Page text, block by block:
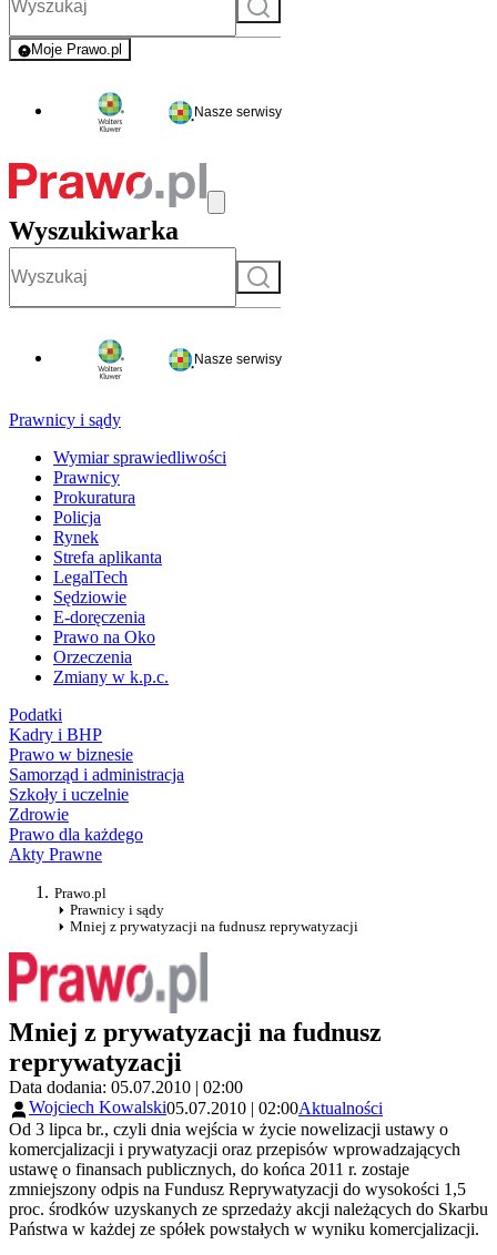
Moje Prawo.pl
- rejestracja i logowanie do serwisu
Nasze serwisy
Wyszukiwarka
Szukaj
Nasze serwisy
Prawnicy i sądy
Wymiar sprawiedliwości
Prawnicy
Prokuratura
Policja
Rynek
Strefa aplikanta
LegalTech
Sędziowie
E-doręczenia
Prawo na Oko
Orzeczenia
Zmiany w k.p.c.
Podatki
Kadry i BHP
Prawo w biznesie
Samorząd i administracja
Szkoły i uczelnie
Zdrowie
Prawo dla każdego
Akty Prawne
Prawo.pl
Prawnicy i sądy
Mniej z prywatyzacji na fudnusz reprywatyzacji
Mniej z prywatyzacji na fudnusz
reprywatyzacji
Data dodania: 05.07.2010 | 02:00
Wojciech Kowalski05.07.2010 | 02:00Aktualności
Od 3 lipca br., czyli dnia wejścia w życie nowelizacji ustawy o
komercjalizacji i prywatyzacji oraz przepisów wprowadzających
ustawę o finansach publicznych, do końca 2011 r. zostaje
zmniejszony odpis na Fundusz Reprywatyzacji do wysokości 1,5
proc. środków uzyskanych ze sprzedaży akcji należących do Skarbu
Państwa w każdej ze spółek powstałych w wyniku komercjalizacji.